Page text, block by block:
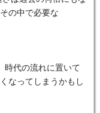
の中で必要な
時代の流れに置いて
なってしまうかもし